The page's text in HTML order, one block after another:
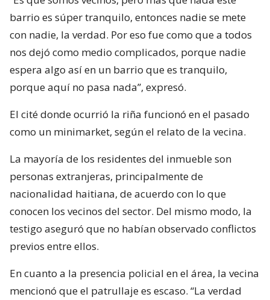
barrio es súper tranquilo, entonces nadie se mete
con nadie, la verdad. Por eso fue como que a todos
nos dejó como medio complicados, porque nadie
espera algo así en un barrio que es tranquilo,
porque aquí no pasa nada”, expresó.
El cité donde ocurrió la riña funcionó en el pasado
como un minimarket, según el relato de la vecina.
La mayoría de los residentes del inmueble son
personas extranjeras, principalmente de
nacionalidad haitiana, de acuerdo con lo que
conocen los vecinos del sector. Del mismo modo, la
testigo aseguró que no habían observado conflictos
previos entre ellos.
En cuanto a la presencia policial en el área, la vecina
mencionó que el patrullaje es escaso. “La verdad